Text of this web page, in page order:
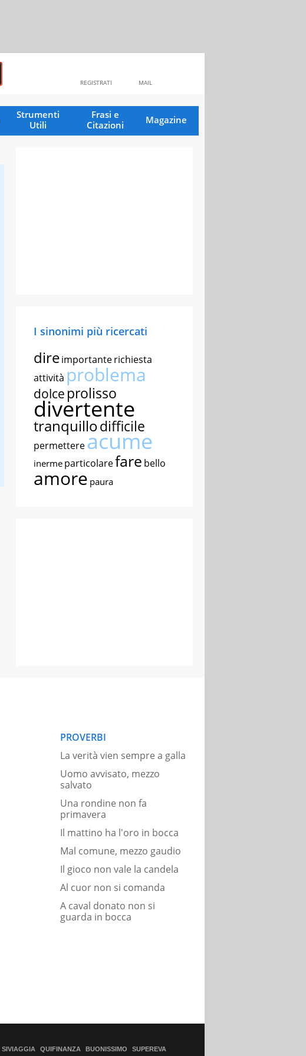
MAIL
REGISTRATI
Strumenti
Utili
Frasi e
Citazioni
Magazine
I sinonimi più ricercati
direimportanterichiesta
attività problema
dolce prolisso
divertente
tranquillodifficile
permettereacume
inerme particolarefare bello
amore paura
PROVERBI
La verità vien sempre a galla
Uomo avvisato, mezzo
salvato
Una rondine non fa
primavera
Il mattino ha l'oro in bocca
Mal comune, mezzo gaudio
Il gioco non vale la candela
Al cuor non si comanda
A caval donato non si
guarda in bocca
SIVIAGGIA QUIFINANZA BUONISSIMO SUPEREVA